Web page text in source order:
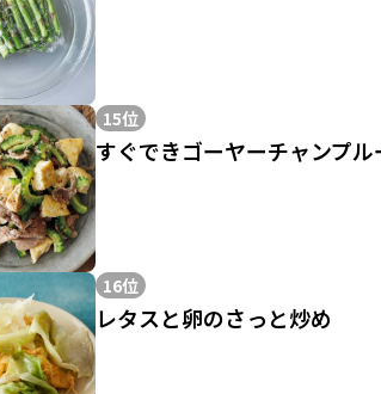
15位
すぐできゴーヤーチャンプル
16位
レタスと卵のさっと炒め